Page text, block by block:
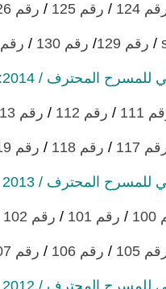
124
/ رقم 125 / رقم 126
/ رقم 129 / رقم 130 / رقم 131
المحترف / 2014:
111
/ رقم 112 / رقم 113
117
/ رقم 118 / رقم 119
المحترف / 2013
/ رقم 101 / رقم 102
105
/ رقم 106 / رقم 107
المحترف / 2012